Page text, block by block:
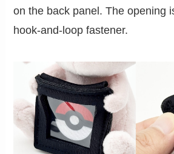
on the back panel. The opening
hook-and-loop fastener.